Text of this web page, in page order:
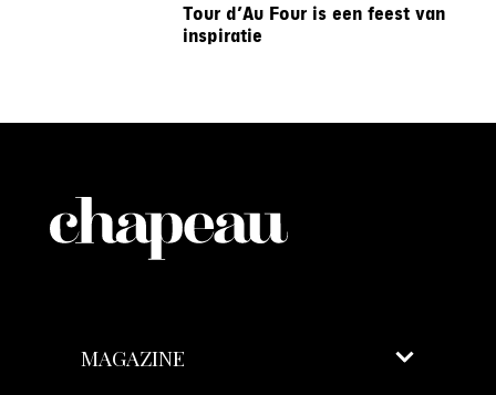
Tour d’Au Four is een feest van
inspiratie
MAGAZINE